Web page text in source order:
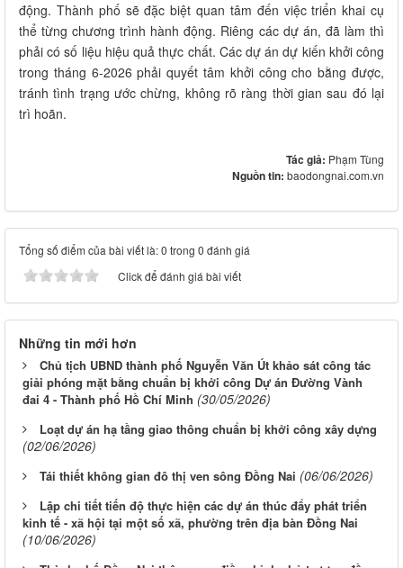
động. Thành phố sẽ đặc biệt quan tâm đến việc triển khai cụ
thể từng chương trình hành động. Riêng các dự án, đã làm thì
phải có số liệu hiệu quả thực chất. Các dự án dự kiến khởi công
trong tháng 6-2026 phải quyết tâm khởi công cho bằng được,
tránh tình trạng ước chừng, không rõ ràng thời gian sau đó lại
trì hoãn.
Tác giả: Phạm Tùng
Nguồn tin: baodongnai.com.vn
Tổng số điểm của bài viết là: 0 trong 0 đánh giá
Click để đánh giá bài viết
Những tin mới hơn
Chủ tịch UBND thành phố Nguyễn Văn Út khảo sát công tác
giải phóng mặt bằng chuẩn bị khởi công Dự án Đường Vành
đai 4 - Thành phố Hồ Chí Minh (30/05/2026)
Loạt dự án hạ tầng giao thông chuẩn bị khởi công xây dựng
(02/06/2026)
Tái thiết không gian đô thị ven sông Ðồng Nai (06/06/2026)
Lập chi tiết tiến độ thực hiện các dự án thúc đẩy phát triển
kinh tế - xã hội tại một số xã, phường trên địa bàn Đồng Nai
(10/06/2026)